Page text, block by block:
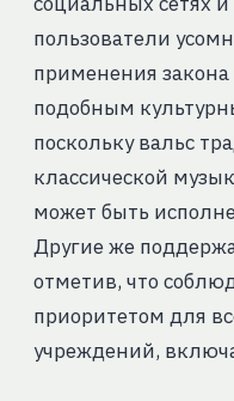
пользователи
применения закона
подобным
поскольку вальс
классической
может быть
Другие же
отметив, что
приоритетом для
учреждений,